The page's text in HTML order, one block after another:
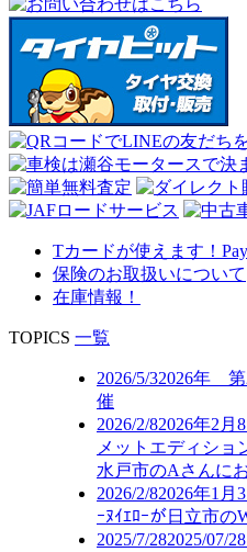
Tカードが使えます！
保険のお取扱いについて
在庫情報！
TOPICS 一覧
2026/5/32026年
催
2026/2/82026年2
メットエディシ
水戸市のAさんに
2026/2/82026年1
ｰﾇｲｴﾛｰが日立市の
2025/7/282025/07/